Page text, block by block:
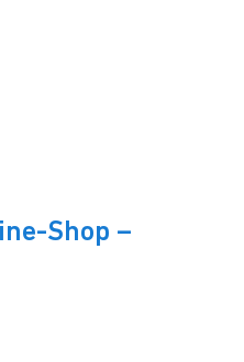
Shop –